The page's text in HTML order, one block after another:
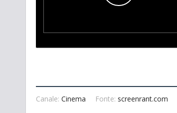
Canale: Cinema Fonte: screenrant.com